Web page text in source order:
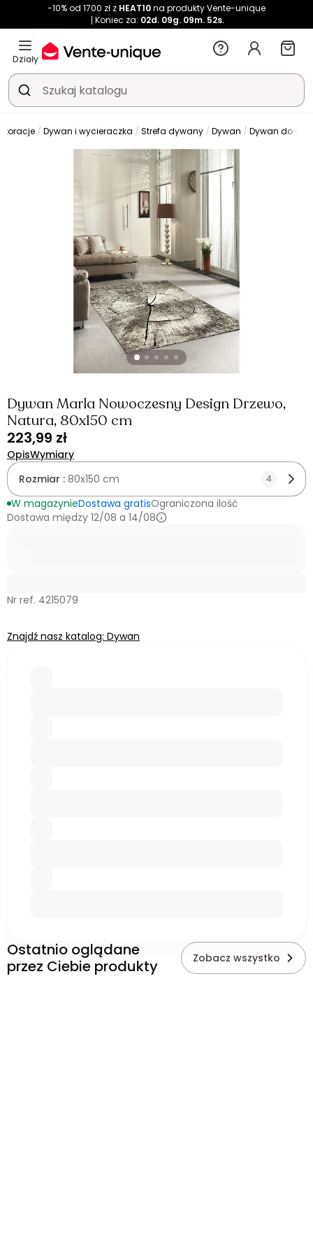
-10% od 1700 zł z HEAT10na produkty Vente-unique
Koniec za: 02d. 09g. 09m. 52s.
Działy
Dywan i wycieraczka Strefa dywany Dywan Dywan do
Dywan Marla Nowoczesny Design Drzewo,
Natura, 80x150 cm
223,99 zł
OpisWymiary
Rozmiar : 80x150 cm 4
W magazynieDostawa gratisOgraniczona ilość
Dostawa między 12/08 a 14/08
Nr ref. 4215079
Znajdź nasz katalog: Dywan
Ostatnio oglądane
przez Ciebie produkty
Zobacz wszystko